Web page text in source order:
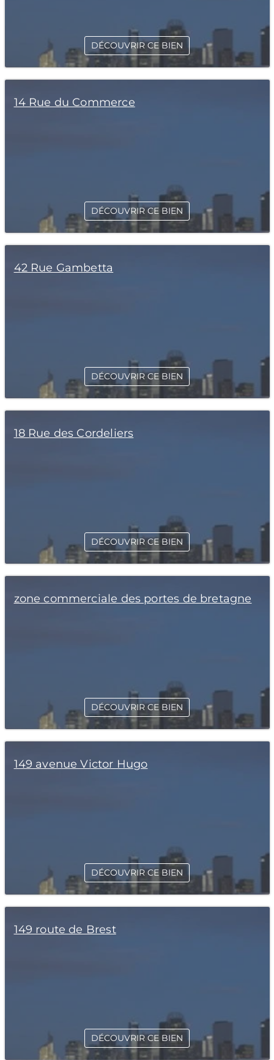
DÉCOUVRIR CE BIEN
14 Rue du Commerce
DÉCOUVRIR CE BIEN
42 Rue Gambetta
DÉCOUVRIR CE BIEN
18 Rue des Cordeliers
DÉCOUVRIR CE BIEN
zone commerciale des portes de bretagne
DÉCOUVRIR CE BIEN
149 avenue Victor Hugo
DÉCOUVRIR CE BIEN
149 route de Brest
DÉCOUVRIR CE BIEN